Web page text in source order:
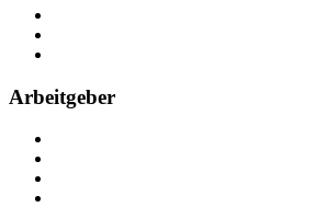
Arbeitgeber